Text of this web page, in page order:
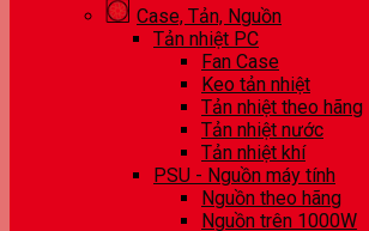
Case, Tản, Nguồn
Tản nhiệt PC
Fan Case
Keo tản nhiệt
Tản nhiệt theo hãng
Tản nhiệt nước
Tản nhiệt khí
PSU - Nguồn máy tính
Nguồn theo hãng
Nguồn trên 1000W